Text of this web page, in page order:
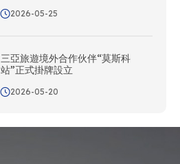
2026-05-25
三亞旅遊境外合作伙伴“莫斯科
站”正式掛牌設立
2026-05-20